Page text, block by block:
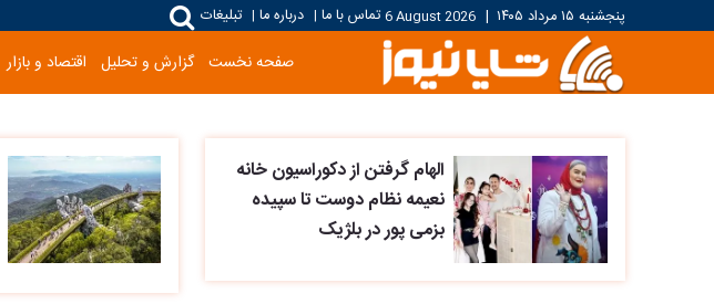
پنجشنبه ۱۵ مرداد ۱۴۰۵ |
6 August 2026تماس با ما | درباره ما | تبلیغات
صفحه نخست گزارش و تحلیل اقتصاد و بازار
الهام گرفتن از دکوراسیون خانه
نعیمه نظام دوست تا سپیده
بزمی پور در بلژیک